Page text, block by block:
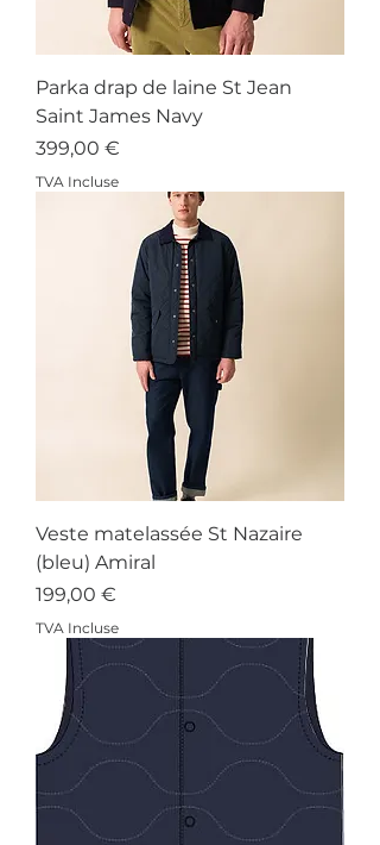
Parka drap de laine St Jean
Saint James Navy
Prix
399,00 €
TVA Incluse
Veste matelassée St Nazaire
(bleu) Amiral
Prix
199,00 €
TVA Incluse